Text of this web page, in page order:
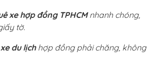
xe hợp đồng TPHCMnhanh chóng,
tờ.
du lịchhợp đồng phải chăng, không